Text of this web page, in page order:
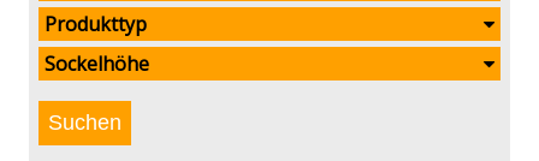
Produkttyp
Sockelhöhe